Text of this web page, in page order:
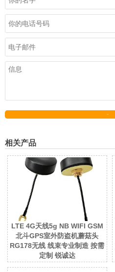
相关产品
LTE 4G天线5g NB WIFI GSM
北斗GPS室外防盗机蘑菇头
RG178无线 线束专业制造 按需
定制 锐诚达